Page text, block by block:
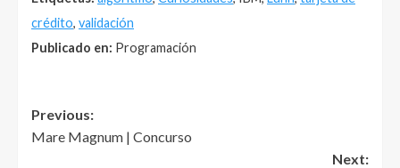
crédito, validación
Publicado en: Programación
Post
navigation
Previous:
Mare Magnum | Concurso
Next: